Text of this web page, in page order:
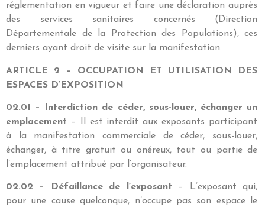
réglementation en vigueur et faire une déclaration auprès
des services sanitaires concernés (Direction
Départementale de la Protection des Populations), ces
derniers ayant droit de visite sur la manifestation.
ARTICLE 2 – OCCUPATION ET UTILISATION DES
ESPACES D’EXPOSITION
02.01 – Interdiction de céder, sous-louer, échanger un
emplacement – Il est interdit aux exposants participant
à la manifestation commerciale de céder, sous-louer,
échanger, à titre gratuit ou onéreux, tout ou partie de
l’emplacement attribué par l’organisateur.
02.02 – Défaillance de l’exposant – L’exposant qui,
pour une cause quelconque, n’occupe pas son espace le